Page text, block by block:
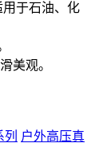
于石油、化
美观。
户外高压真